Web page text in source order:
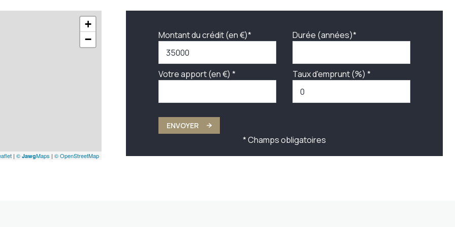
+
−
| © JawgMaps | © OpenStreetMap
Montant du crédit (en €)* Durée (années)*
Votre apport (en €) * Taux d'emprunt (%) *
ENVOYER
* Champs obligatoires